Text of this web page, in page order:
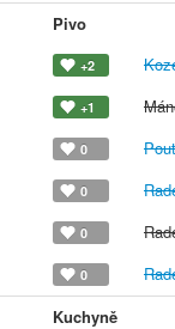
Pivo
+2
+1
0
0
0
0
Kuchyně